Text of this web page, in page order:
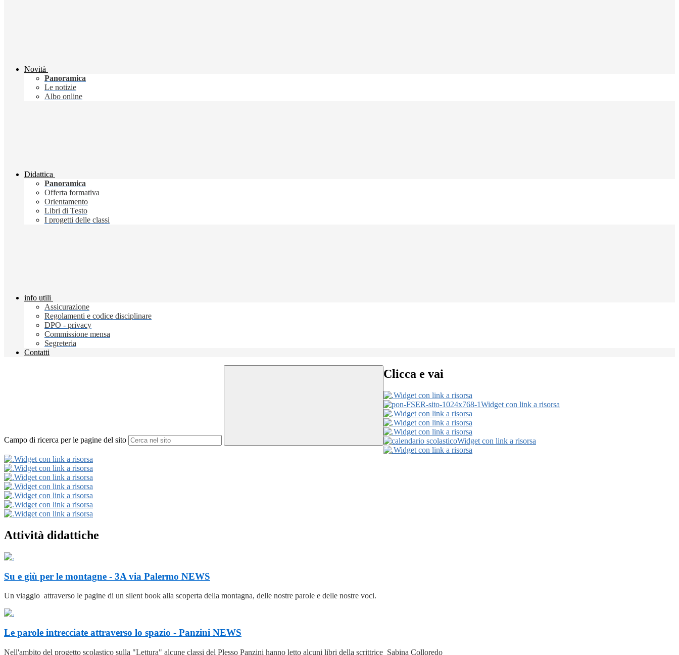
Novità
Panoramica
Le notizie
Albo online
Didattica
Panoramica
Offerta formativa
Orientamento
Libri di Testo
I progetti delle classi
info utili
Assicurazione
Regolamenti e codice disciplinare
DPO - privacy
Commissione mensa
Segreteria
Contatti
Campo di ricerca per le pagine del sito
Clicca e vai
Widget con link a risorsa
Widget con link a risorsa
Widget con link a risorsa
Widget con link a risorsa
Widget con link a risorsa
Widget con link a risorsa
Widget con link a risorsa
Widget con link a risorsa
Widget con link a risorsa
Widget con link a risorsa
Widget con link a risorsa
Widget con link a risorsa
Widget con link a risorsa
Widget con link a risorsa
Attività didattiche
Su e giù per le montagne - 3A via Palermo NEWS
Un viaggio attraverso le pagine di un silent book alla scoperta della montagna, delle nostre parole e delle nostre voci.
Le parole intrecciate attraverso lo spazio - Panzini NEWS
Nell'ambito del progetto scolastico sulla "Lettura" alcune classi del Plesso Panzini hanno letto alcuni libri della scrittrice Sabina Colloredo